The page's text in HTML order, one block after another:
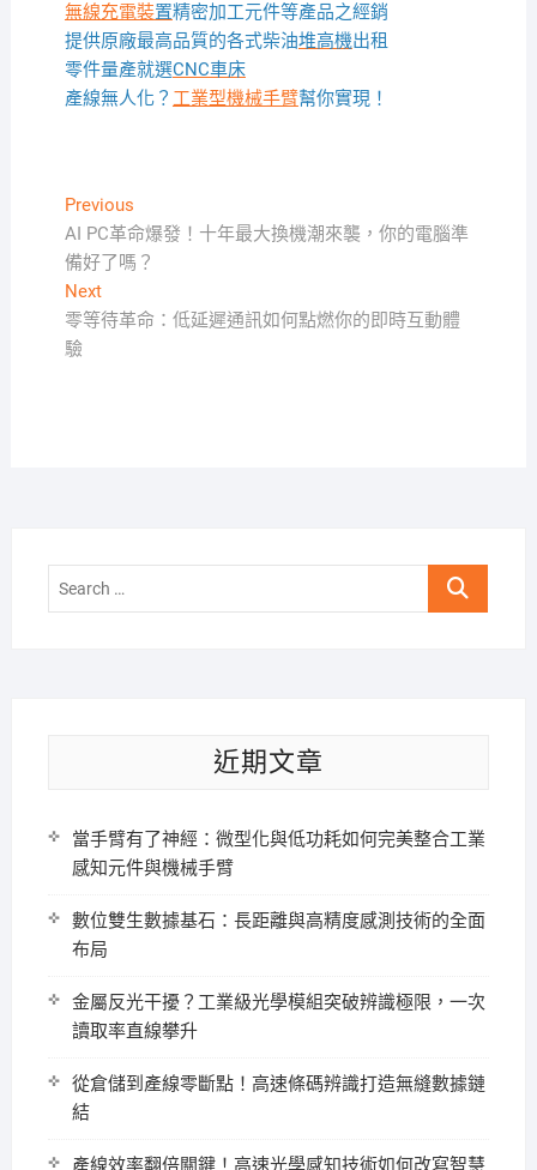
無線充電裝置精密加工元件等產品之經銷
提供原廠最高品質的各式柴油堆高機出租
零件量產就選CNC車床
產線無人化？ 工業型機械手臂幫你實現！
文
章
導
覽
PreviousPrevious
post:
AI PC革命爆發！十年最大換機潮來襲，你的電腦準
備好了嗎？
NextNext
post:
零等待革命：低延遲通訊如何點燃你的即時互動體
驗
Search
近期文章
當手臂有了神經：微型化與低功耗如何完美整合工業
感知元件與機械手臂
數位雙生數據基石：長距離與高精度感測技術的全面
布局
金屬反光干擾？工業級光學模組突破辨識極限，一次
讀取率直線攀升
從倉儲到產線零斷點！高速條碼辨識打造無縫數據鏈
結
產線效率翻倍關鍵！高速光學感知技術如何改寫智慧